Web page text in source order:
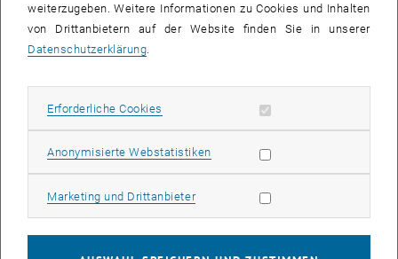
Das FemChem-Laufteam der TU Wien.
Spaß und Freude am Laufen will derÖsterreichische Frauenlauf,
vermitteln. Am Sonntag, den 22. Mai 2022, war es wieder soweit und
tausende laufbegeisterte Frauen und Mädchen nahmen die
Einladung in den Wiener Prater an. Bei strahlendem Wetter konnten
sich die Läuferinnen für eine Strecke von 5 oder 10 km entscheiden.
weiterzugeben. Weitere Informationen zu Cookies und Inhalten
von Drittanbietern auf der Website finden Sie in unserer
Datenschutzerklärung.
Erforderliche Cookies Erforderliche Cookies zulassen
Anonymisierte WebstatistikenStatistik Cookies zulassen
Marketing und DrittanbieterMarketing Cookies zulassen